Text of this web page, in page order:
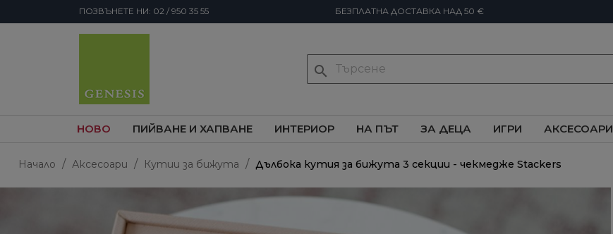
ПОЗВЪНЕТЕ НИ: 02 / 950 35 55 БЕЗПЛАТНА ДОСТАВКА НАД 50 €
search
НОВО ПИЙВАНЕ И ХАПВАНЕ ИНТЕРИОР НА ПЪТ ЗА ДЕЦА ИГРИ АКСЕСОАРИ
Начало Аксесоари Кутии за бижута Дълбока кутия за бижута 3 секции - чекмедже Stackers